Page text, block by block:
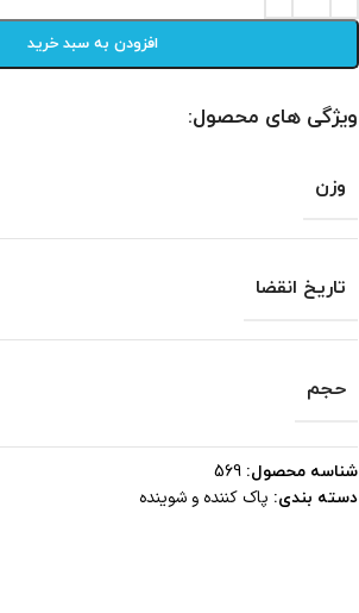
افزودن به سبد خرید
ویژگی های محصول:
وزن
تاریخ انقضا
حجم
شناسه محصول: 569
دسته بندی: پاک کننده و شوینده